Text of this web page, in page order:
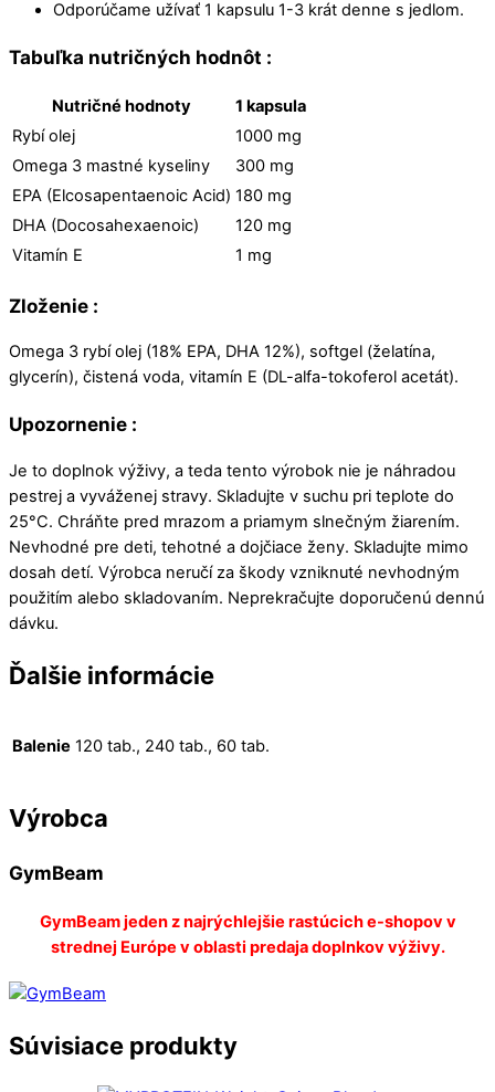
Odporúčame užívať 1 kapsulu 1-3 krát denne s jedlom.
Tabuľka nutričných hodnôt :
Nutričné hodnoty
1 kapsula
Rybí olej
1000 mg
Omega 3 mastné kyseliny
300 mg
EPA (Elcosapentaenoic Acid) 180 mg
DHA (Docosahexaenoic)
120 mg
Vitamín E
1 mg
Zloženie :
Omega 3 rybí olej (18% EPA, DHA 12%), softgel (želatína,
glycerín), čistená voda, vitamín E (DL-alfa-tokoferol acetát).
Upozornenie :
Je to doplnok výživy, a teda tento výrobok nie je náhradou
pestrej a vyváženej stravy. Skladujte v suchu pri teplote do
25°C. Chráňte pred mrazom a priamym slnečným žiarením.
Nevhodné pre deti, tehotné a dojčiace ženy. Skladujte mimo
dosah detí. Výrobca neručí za škody vzniknuté nevhodným
použitím alebo skladovaním. Neprekračujte doporučenú dennú
dávku.
Ďalšie informácie
Balenie 120 tab., 240 tab., 60 tab.
Výrobca
GymBeam
GymBeam jeden z najrýchlejšie rastúcich e-shopov v
strednej Európe v oblasti predaja doplnkov výživy.
Súvisiace produkty